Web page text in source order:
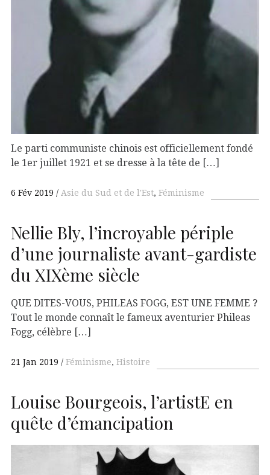
Le parti communiste chinois est officiellement fondé
le 1er juillet 1921 et se dresse à la tête de […]
6 Fév 2019 Asie du Sud et de l'Est, Féminisme
Nellie Bly, l’incroyable périple
d’une journaliste avant-gardiste
du XIXème siècle
QUE DITES-VOUS, PHILEAS FOGG, EST UNE FEMME ?
Tout le monde connaît le fameux aventurier Phileas
Fogg, célèbre […]
21 Jan 2019 Féminisme, Histoire
Louise Bourgeois, l’artistE en
quête d’émancipation